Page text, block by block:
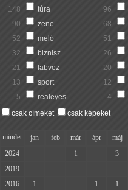
148
túra 96
90
zene 68
52
meló 51
32
biznisz 26
21
labvez 20
13
sport 12
5
realeyes 4
csak címeket
csak képeket
mindet jan feb már ápr máj
2024
1 3
2019
2016
1 1 1